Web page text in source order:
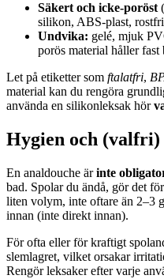
Säkert och icke-poröst
silikon, ABS-plast,
Undvika: gelé, mjuk
porös material håller fast
Let på etiketter som ftalatfri,
material kan du rengöra
använda en silikonleksak hör
Hygien och (valfri)
En analdouche ärinte
bad. Spolar du ändå, gör det
liten volym, inte oftare än 2–3
innan (inte direkt innan).
För ofta eller för kraftigt
slemlagret, vilket orsakar
Rengör leksaker efter varje